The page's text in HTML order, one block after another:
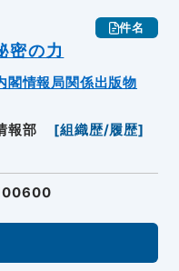
件名
密の力
閣情報局関係出版物
報部 [組織歴/履歴]